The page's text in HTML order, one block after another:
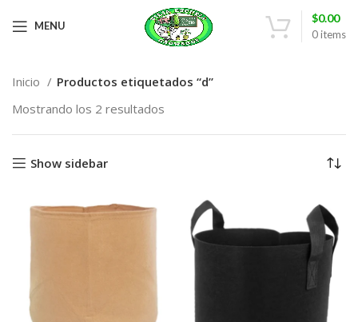
MENU
0items
$0.00
Inicio
Productos etiquetados “d”
Mostrando los 2 resultados
Show sidebar